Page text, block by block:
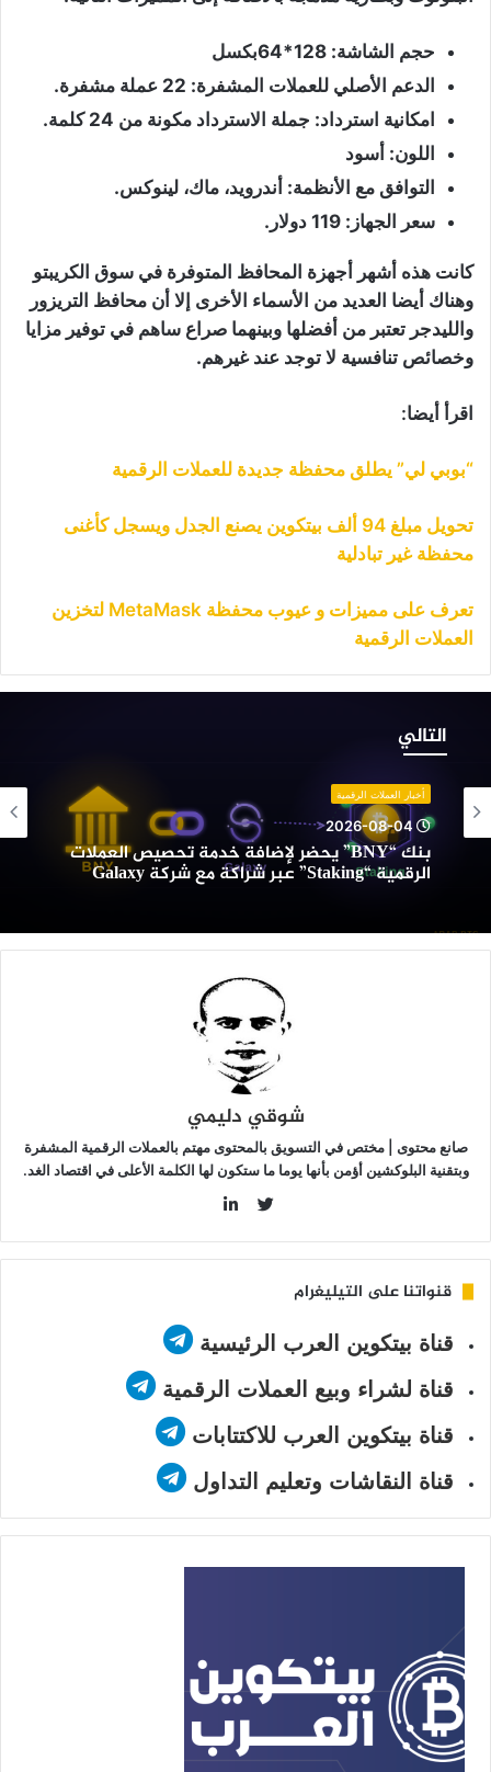
حجم الشاشة: 128*64بكسل
الدعم الأصلي للعملات المشفرة: 22 عملة مشفرة.
امكانية استرداد: جملة الاسترداد مكونة من 24 كلمة.
اللون: أسود
التوافق مع الأنظمة: أندرويد، ماك، لينوكس.
سعر الجهاز: 119 دولار.
كانت هذه أشهر أجهزة المحافظ المتوفرة في سوق الكريبتو
وهناك أيضا العديد من الأسماء الأخرى إلا أن محافظ التريزور
والليدجر تعتبر من أفضلها وبينهما صراع ساهم في توفير مزايا
وخصائص تنافسية لا توجد عند غيرهم.
اقرأ أيضا:
“بوبي لي” يطلق محفظة جديدة للعملات الرقمية
تحويل مبلغ 94 ألف بيتكوين يصنع الجدل ويسجل كأغنى
محفظة غير تبادلية
تعرف على مميزات و عيوب محفظة MetaMask لتخزين
العملات الرقمية
التالي
خدمة
تحصيص
العملات
شراكة
مع
أخبار العملات الرقمية
2026-08-04
بنك “BNY” يحضر لإضافة خدمة تحصيص العملات
الرقمية “Staking” عبر شراكة مع شركة Galaxy
شوقي دليمي
صانع محتوى | مختص في التسويق بالمحتوى مهتم بالعملات الرقمية المشفرة
وبتقنية البلوكشين أؤمن بأنها يوما ما ستكون لها الكلمة الأعلى في اقتصاد الغد.
قنواتنا على التيليغرام
قناة بيتكوين العرب الرئيسية
قناة لشراء وبيع العملات الرقمية
قناة بيتكوين العرب للاكتتابات
قناة النقاشات وتعليم التداول